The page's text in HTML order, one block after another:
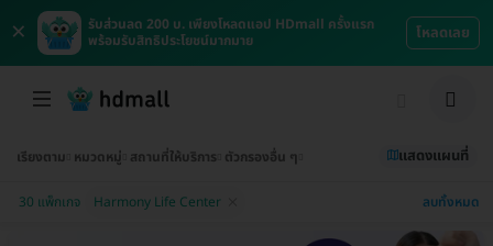
×
รับส่วนลด 200 บ. เพียงโหลดแอป HDmall ครั้งแรก
พร้อมรับสิทธิประโยชน์มากมาย
โหลดเลย
เรียงตาม หมวดหมู่ สถานที่ให้บริการ ตัวกรองอื่น ๆ แสดงแผนที่
30 แพ็กเกจ Harmony Life Center ลบทั้งหมด